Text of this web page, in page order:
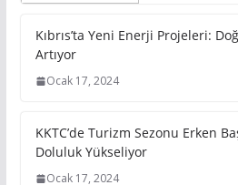
Kıbrıs’ta Yeni Enerji Projeleri:
Artıyor
Ocak 17, 2024
KKTC’de Turizm Sezonu Erken
Doluluk Yükseliyor
Ocak 17, 2024